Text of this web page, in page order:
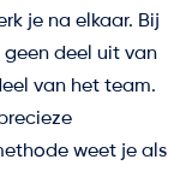
je na elkaar. Bij
deel uit van
van het team.
weet je als